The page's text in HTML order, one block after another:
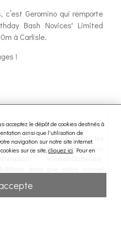
Geromino qui remporte
Bash Novices' Limited
à Carlisle.
!
acceptez le dépôt de cookies destinés à
ainsi que l'utilisation de
navigation sur notre site internet.
sur ce site, cliquez ici . Pour en